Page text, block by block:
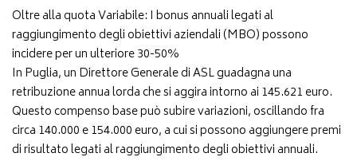
Oltre alla quota Variabile: I bonus annuali legati al
raggiungimento degli obiettivi aziendali (MBO) possono
incidere per un ulteriore 30-50%
In Puglia, un Direttore Generale di ASL guadagna una
retribuzione annua lorda che si aggira intorno ai 145.621 euro.
Questo compenso base può subire variazioni, oscillando fra
circa 140.000 e 154.000 euro, a cui si possono aggiungere premi
di risultato legati al raggiungimento degli obiettivi annuali.